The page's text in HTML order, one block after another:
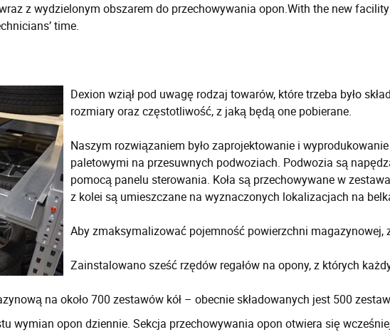
z wydzielonym obszarem do przechowywania opon.With the new
time.
Dexion wziął pod uwagę rodzaj towarów, które trzeba było
rozmiary oraz częstotliwość, z jaką będą one pobierane.
Naszym rozwiązaniem było zaprojektowanie i
paletowymi na przesuwnych podwoziach. Podwozia są
pomocą panelu sterowania. Koła są przechowywane w
z kolei są umieszczane na wyznaczonych lokalizacjach na
Aby zmaksymalizować pojemność powierzchni magazynowej,
Zainstalowano sześć rzędów regałów na opony, z których
na około 700 zestawów kół – obecnie składowanych jest 500
wymian opon dziennie. Sekcja przechowywania opon otwiera się